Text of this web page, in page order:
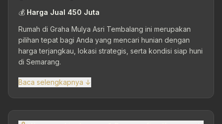
💰 Harga Jual 450 Juta
Rumah di Graha Mulya Asri Tembalang ini merupakan
pilihan tepat bagi Anda yang mencari hunian dengan
harga terjangkau, lokasi strategis, serta kondisi siap huni
di Semarang.
Baca selengkapnya ↓